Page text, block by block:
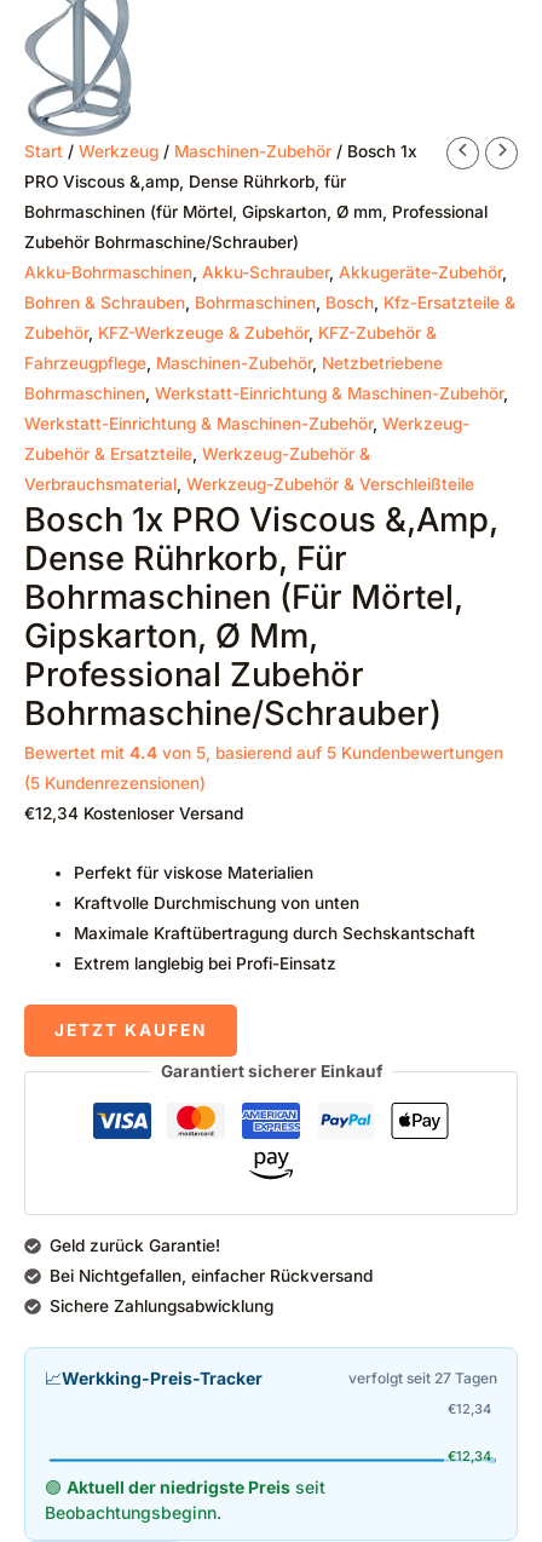
Start / Werkzeug / Maschinen-Zubehör / Bosch 1x
PRO Viscous &,amp, Dense Rührkorb, für
Bohrmaschinen (für Mörtel, Gipskarton, Ø mm, Professional
Zubehör Bohrmaschine/Schrauber)
Akku-Bohrmaschinen Akku-Schrauber, Akkugeräte-Zubehör,
Bohren & Schrauben Bohrmaschinen Bosch Kfz-Ersatzteile &
Zubehör, KFZ-Werkzeuge & Zubehör, KFZ-Zubehör &
Fahrzeugpflege Maschinen-Zubehör, Netzbetriebene
Bohrmaschinen Werkstatt-Einrichtung & Maschinen-Zubehör,
Werkstatt-Einrichtung & Maschinen-Zubehör, Werkzeug-
Zubehör & Ersatzteile Werkzeug-Zubehör &
Verbrauchsmaterial Werkzeug-Zubehör & Verschleißteile
Bosch 1x PRO Viscous &,amp,
Dense Rührkorb, Für
Bohrmaschinen (für Mörtel,
Gipskarton, Ø Mm,
Professional Zubehör
Bohrmaschine/Schrauber)
Bewertet mit 4.4 von 5, basierend auf 5 Kundenbewertungen
(5 Kundenrezensionen)
€12,34 Kostenloser Versand
Perfekt für viskose Materialien
Kraftvolle Durchmischung von unten
Maximale Kraftübertragung durch Sechskantschaft
Extrem langlebig bei Profi-Einsatz
JETZT KAUFEN
Garantiert sicherer Einkauf
Geld zurück Garantie!
Bei Nichtgefallen, einfacher Rückversand
Sichere Zahlungsabwicklung
📈Werkking-Preis-Tracker verfolgt seit 27 Tagen
€12,34
€12,34
🟢 Aktuell der niedrigste Preis seit
Beobachtungsbeginn.